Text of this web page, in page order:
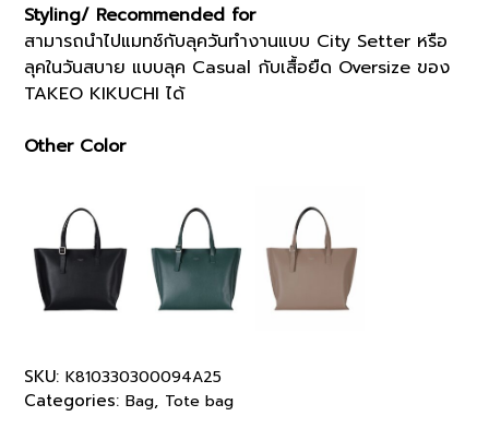
Styling/ Recommended for
สามารถนำไปแมทช์กับลุควันทำงานแบบ City Setter หรือ
ลุคในวันสบาย แบบลุค Casual กับเสื้อยืด Oversize ของ
TAKEO KIKUCHI ได้
Other Color
SKU: K810330300094A25
Categories: Bag, Tote bag